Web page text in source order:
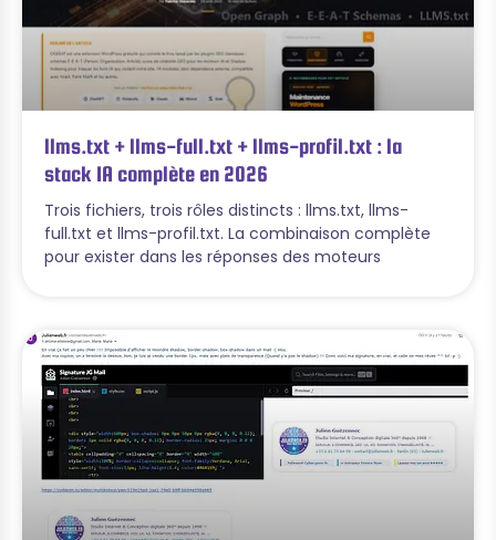
llms.txt + llms-full.txt + llms-profil.txt : la
stack IA complète en 2026
Trois fichiers, trois rôles distincts : llms.txt, llms-
full.txt et llms-profil.txt. La combinaison complète
pour exister dans les réponses des moteurs